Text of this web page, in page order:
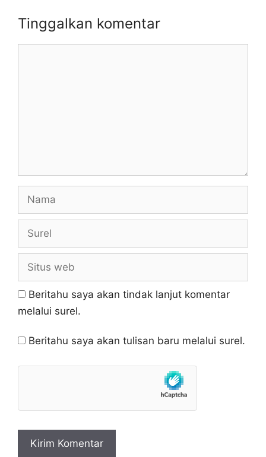
Tinggalkan komentar
web
Beritahu saya akan tindak lanjut komentar
melalui surel.
Beritahu saya akan tulisan baru melalui surel.